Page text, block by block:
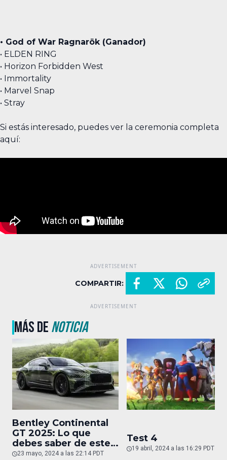
• God of War Ragnarök (Ganador)
• ELDEN RING
• Horizon Forbidden West
• Immortality
• Marvel Snap
• Stray
Si estás interesado, puedes ver la ceremonia completa
aquí:
COMPARTIR:
MÁS DENOTICIA
Bentley Continental
GT 2025: Lo que
debes saber de este
auto de superlujo
23 mayo, 2024 a las 22:14 PDT
Test 4
19 abril, 2024 a las 16:29 PDT